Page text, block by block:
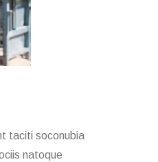
taciti soconubia
natoque